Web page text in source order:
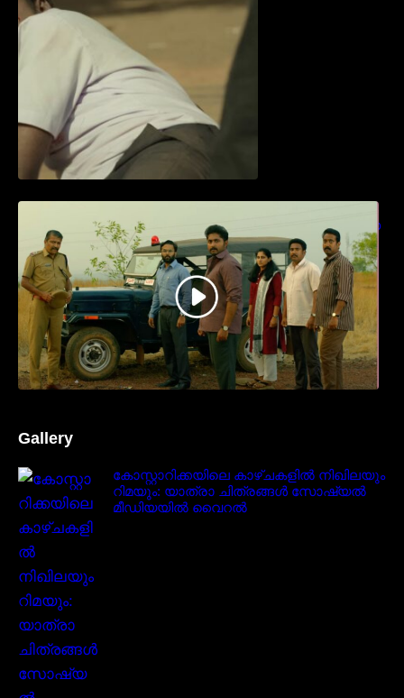
എത്തുന്ന “പാർട്നെർസ്” പ്രേക്ഷക ശ്രദ്ധ
നേടിയ ടീസർ കാണാം..
Gallery
കോസ്റ്റാറിക്കയിലെ കാഴ്ചകളിൽ നിഖിലയും
റിമയും: യാത്രാ ചിത്രങ്ങൾ സോഷ്യൽ
മീഡിയയിൽ വൈറൽ